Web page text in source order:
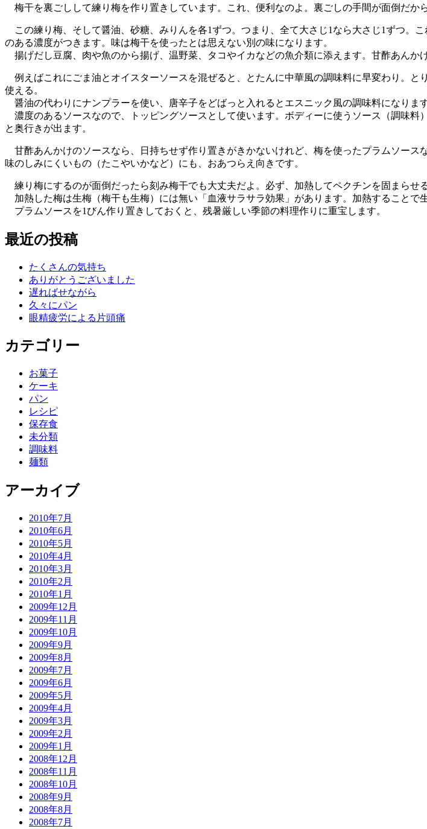
梅干を裏ごしして練り梅を作り置きしています。これ、便利なのよ。裏ごしの手間が面倒だか
この練り梅、そして醤油、砂糖、みりんを各1ずつ。つまり、全て大さじ1なら大さじ1ずつ。
のある濃度がつきます。味は梅干を使ったとは思えない別の味になります。
揚げだし豆腐、肉や魚のから揚げ、温野菜、タコやイカなどの魚介類に添えます。甘酢あんか
例えばこれにごま油とオイスターソースを混ぜると、とたんに中華風の調味料に早変わり。
使える。
醤油の代わりにナンプラーを使い、唐辛子をどばっと入れるとエスニック風の調味料になります
濃度のあるソースなので、トッピングソースとして使います。ボディーに使うソース（調味
と奥行きが出ます。
甘酢あんかけのソースなら、日持ちせず作り置きがきかないけれど、梅を使ったプラムソース
味のしみにくいもの（たこやいかなど）にも、おあつらえ向きです。
練り梅にするのが面倒だったら刻み梅干でも大丈夫だよ。必ず、加熱してペクチンを固まらせ
加熱した梅は生梅（梅干も生梅）には無い「血液サラサラ効果」があります。加熱することで
プラムソースを1びん作り置きしておくと、残暑厳しい季節の料理作りに重宝します。
最近の投稿
たくさんの気持ち
ありがとうございました
遅ればせながら
久々にパン
眼精疲労による片頭痛
カテゴリー
お菓子
ケーキ
パン
レシピ
保存食
未分類
調味料
麺類
アーカイブ
2010年7月
2010年6月
2010年5月
2010年4月
2010年3月
2010年2月
2010年1月
2009年12月
2009年11月
2009年10月
2009年9月
2009年8月
2009年7月
2009年6月
2009年5月
2009年4月
2009年3月
2009年2月
2009年1月
2008年12月
2008年11月
2008年10月
2008年9月
2008年8月
2008年7月